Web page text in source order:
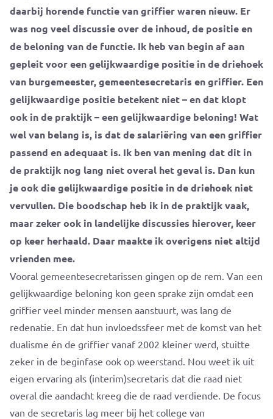
daarbij horende functie van griffier waren nieuw. Er
was nog veel discussie over de inhoud, de positie en
de beloning van de functie. Ik heb van begin af aan
gepleit voor een gelijkwaardige positie in de driehoek
van burgemeester, gemeentesecretaris en griffier. Een
gelijkwaardige positie betekent niet – en dat klopt
ook in de praktijk – een gelijkwaardige beloning! Wat
wel van belang is, is dat de salariëring van een griffier
passend en adequaat is. Ik ben van mening dat dit in
de praktijk nog lang niet overal het geval is. Dan kun
je ook die gelijkwaardige positie in de driehoek niet
vervullen. Die boodschap heb ik in de praktijk vaak,
maar zeker ook in landelijke discussies hierover, keer
op keer herhaald. Daar maakte ik overigens niet altijd
vrienden mee.
Vooral gemeentesecretarissen gingen op de rem. Van een
gelijkwaardige beloning kon geen sprake zijn omdat een
griffier veel minder mensen aanstuurt, was lang de
redenatie. En dat hun invloedssfeer met de komst van het
dualisme én de griffier vanaf 2002 kleiner werd, stuitte
zeker in de beginfase ook op weerstand. Nou weet ik uit
eigen ervaring als (interim)secretaris dat die raad niet
overal die aandacht kreeg die de raad verdiende. De focus
van de secretaris lag meer bij het college van